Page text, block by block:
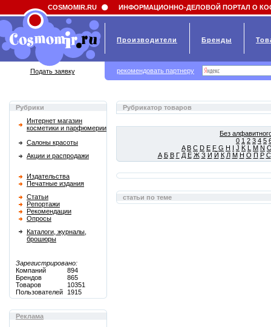
Field 'news_title' doesn't have a default value
Рубрики
Интернет магазин
косметики и парфюмерии
Салоны красоты
Акции и распродажи
Издательства
Печатные издания
Статьи
Репортажи
Рекомендации
Опросы
Каталоги, журналы,
брошюры
Зарегистрировано:
Компаний
894
Брендов
865
Товаров
10351
Пользователей
1915
Реклама
Рубрикатор товаров
Без
0 1 2 3 4 5
A B C D E F G H I J K L M N
А Б В Г Д Е Ж З И Й К Л М Н О П Р С
статьи по теме
COSMOMIR.RU ИНФОРМАЦИОННО-ДЕЛОВОЙ ПОРТАЛ О
Производители Бренды
Подать заявку рекомендовать партнеру